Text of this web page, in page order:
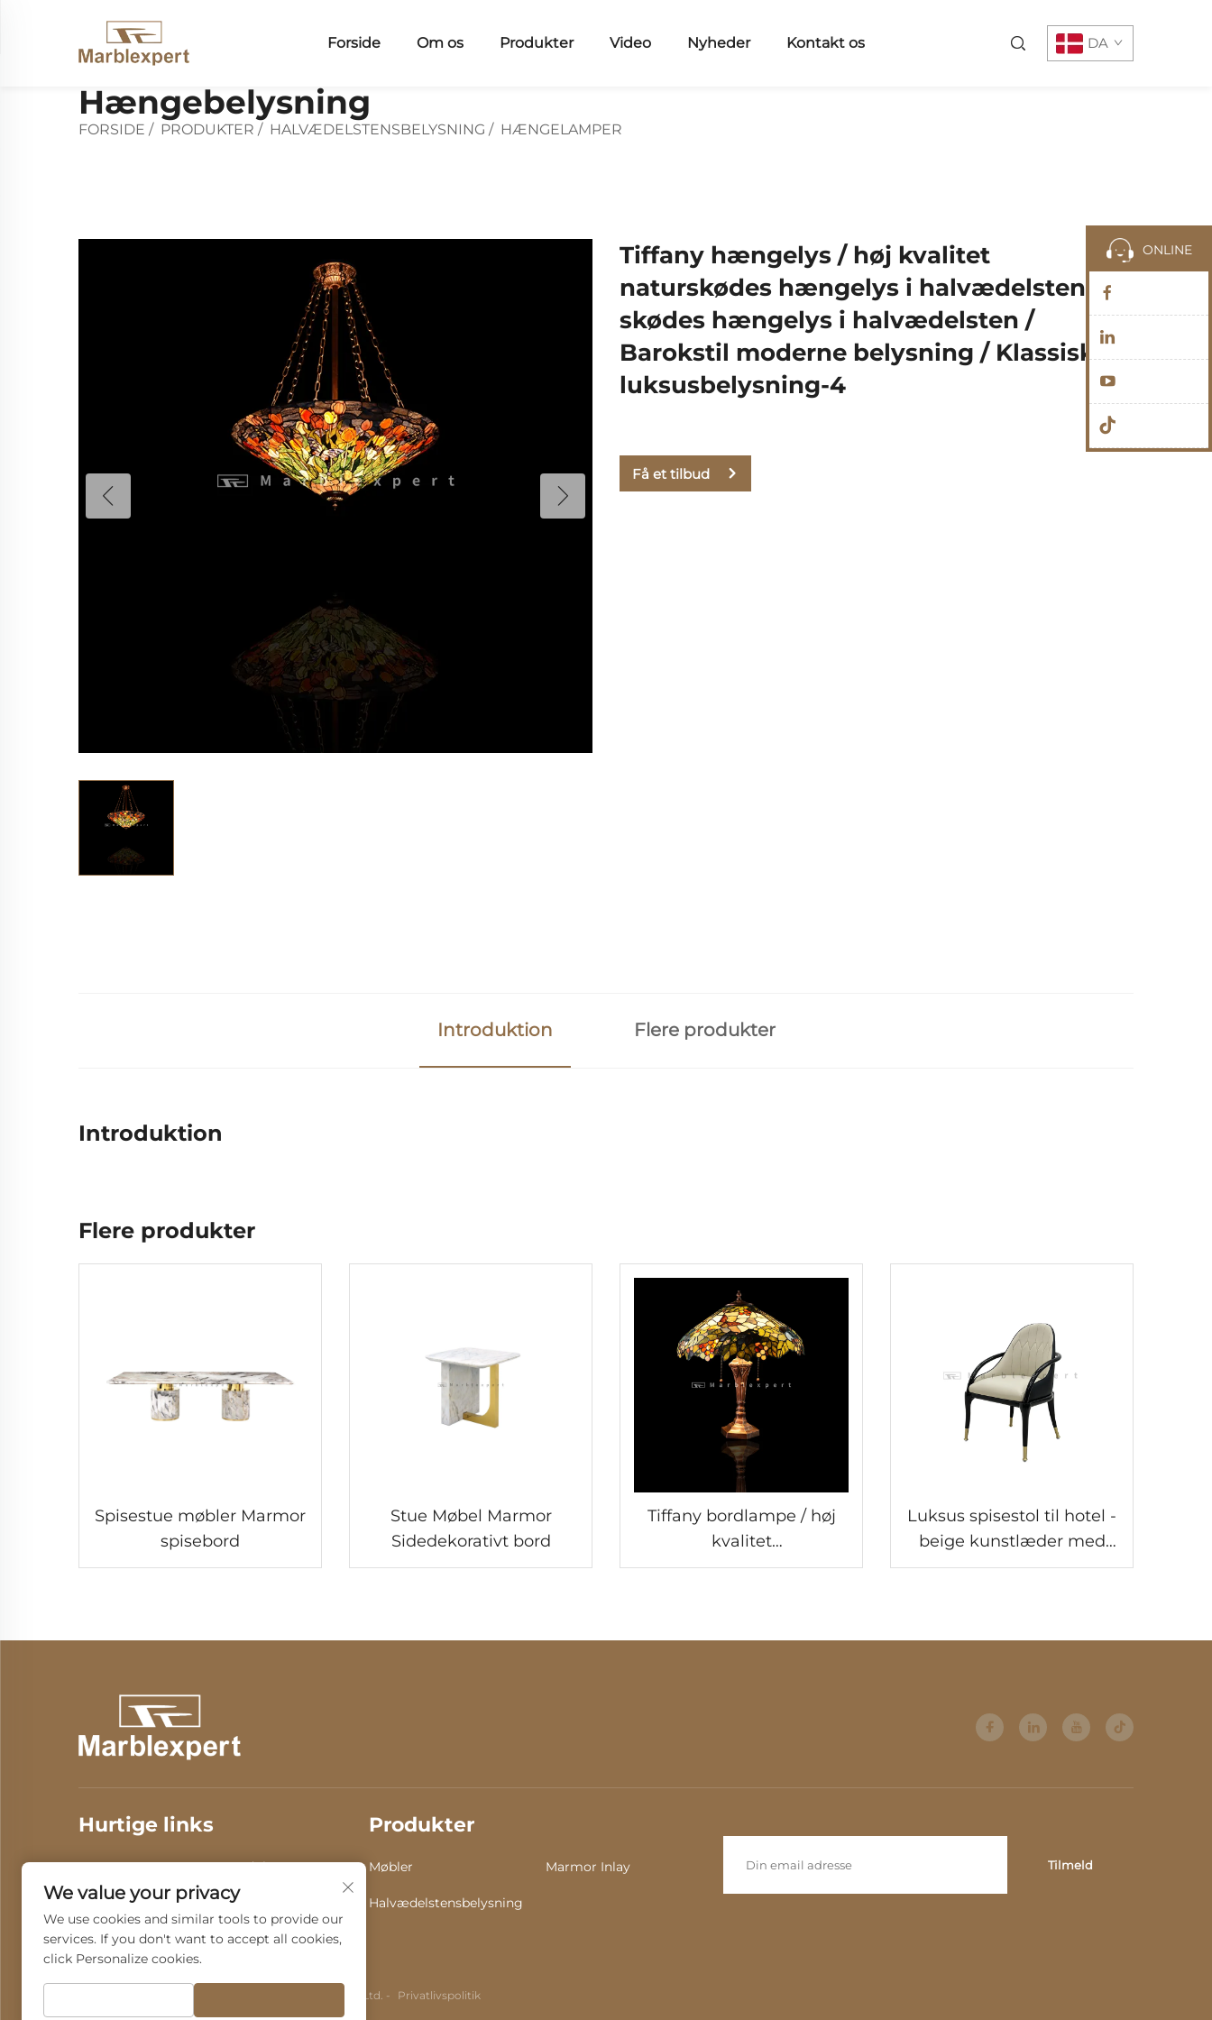
Forside Om os Produkter Video Nyheder Kontakt os DA
Hængebelysning
FORSIDE / PRODUKTER / HALVÆDELSTENSBELYSNING / HÆNGELAMPER
Tiffany hængelys / høj kvalitet
naturskødes hængelys i halvædelsten /
skødes hængelys i halvædelsten /
Barokstil moderne belysning / Klassisk
luksusbelysning-4
Få et tilbud
Introduktion Flere produkter
Introduktion
Flere produkter
Spisestue møbler Marmor
spisebord
Stue Møbel Marmor
Sidedekorativt bord
Tiffany bordlampe / høj
kvalitet
naturskødesbordlampe i
halvædelsten / klassiske
Luksus spisestol til hotel -
beige kunstlæder med
diamantstingning, solid
træramme, lys luksusstil
ONLINE
Hurtige links
Om os Produkter
Video Nyheder
Kontakt os
Produkter
Møbler Marmor Inlay
Halvædelstensbelysning
Tilmeld
Copyright © 2025 af Guangdong Fenghui Stone Co., Ltd. - Privatlivspolitik
We value your privacy
We use cookies and similar tools to provide our
services. If you don't want to accept all cookies,
click Personalize cookies.